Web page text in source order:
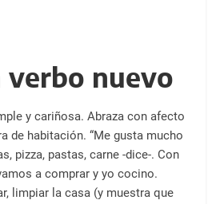
verbo nuevo
y cariñosa. Abraza con afecto
de habitación. “Me gusta mucho
pizza, pastas, carne -dice-. Con
a comprar y yo cocino.
limpiar la casa (y muestra que